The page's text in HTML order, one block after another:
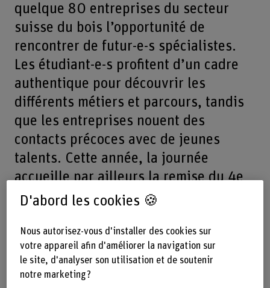
quelque 80 entreprises du secteur
suisse du bois l’opportunité de
rencontrer de futur-e-s spécialistes.
Les étudiant-e-s profitent d’un cadre
authentique pour découvrir les
différents métiers et parcours, tandis
que les entreprises nouent des
contacts précoces avec de jeunes
talents. Cette année, la journée
accueille par ailleurs la remise du 4e
AWARD FORMATION BOIS.
Partager
Lors de la Journée des entreprises Bois du 25 mars 2026,
la Haute école spécialisée
D'abord les cookies 🍪
Nous autorisez-vous d'installer des cookies sur
votre appareil afin d'améliorer la navigation sur
le site, d'analyser son utilisation et de soutenir
notre marketing ?